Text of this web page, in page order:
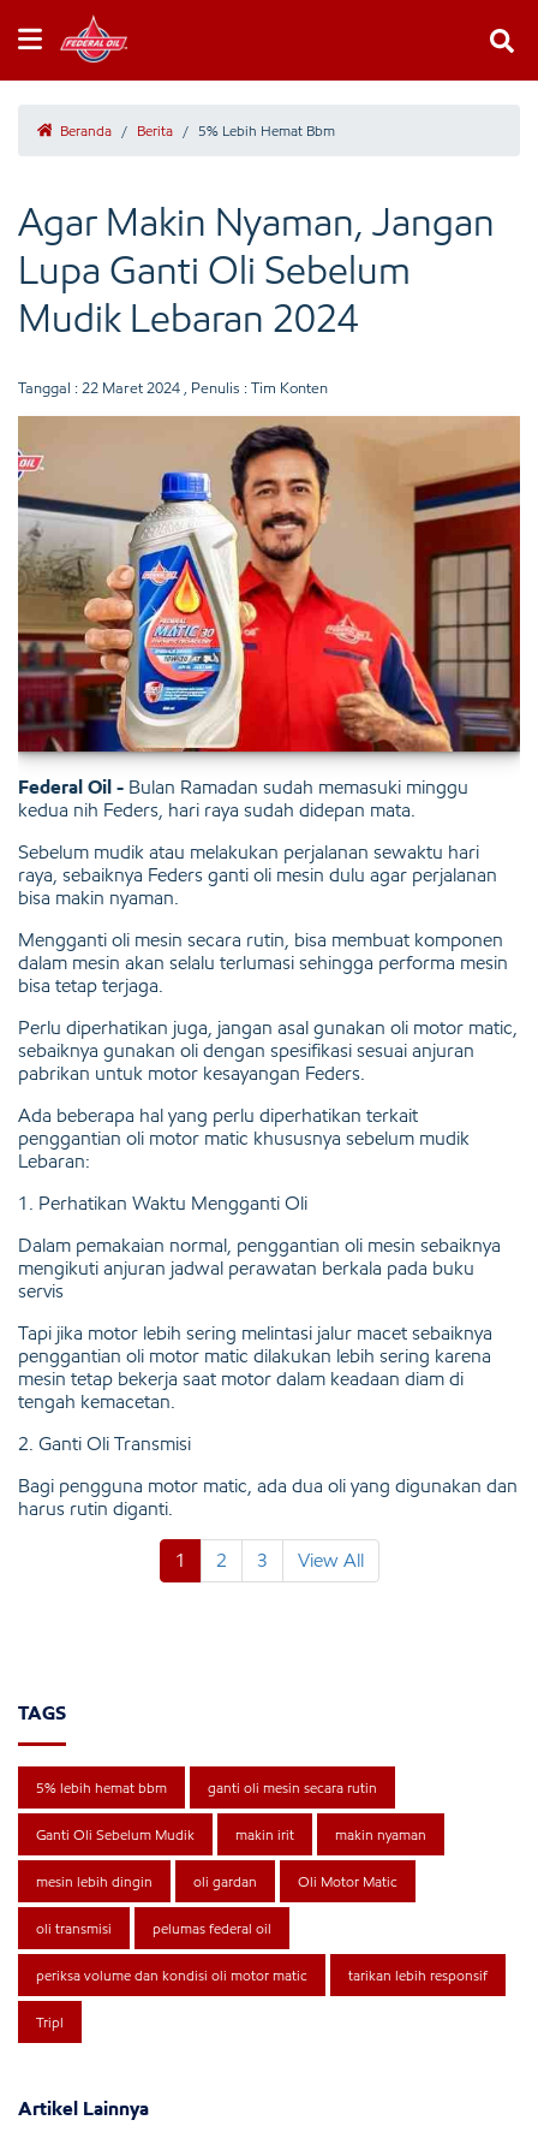
Beranda / Berita / 5% Lebih Hemat Bbm
Agar Makin Nyaman, Jangan
Lupa Ganti Oli Sebelum
Mudik Lebaran 2024
Tanggal : 22 Maret 2024 , Penulis : Tim Konten
Federal Oil - Bulan Ramadan sudah memasuki minggu
kedua nih Feders, hari raya sudah didepan mata.
Sebelum mudik atau melakukan perjalanan sewaktu hari
raya, sebaiknya Feders ganti oli mesin dulu agar perjalanan
bisa makin nyaman.
Mengganti oli mesin secara rutin, bisa membuat komponen
dalam mesin akan selalu terlumasi sehingga performa mesin
bisa tetap terjaga.
Perlu diperhatikan juga, jangan asal gunakan oli motor matic,
sebaiknya gunakan oli dengan spesifikasi sesuai anjuran
pabrikan untuk motor kesayangan Feders.
Ada beberapa hal yang perlu diperhatikan terkait
penggantian oli motor matic khususnya sebelum mudik
Lebaran:
1. Perhatikan Waktu Mengganti Oli
Dalam pemakaian normal, penggantian oli mesin sebaiknya
mengikuti anjuran jadwal perawatan berkala pada buku
servis
Tapi jika motor lebih sering melintasi jalur macet sebaiknya
penggantian oli motor matic dilakukan lebih sering karena
mesin tetap bekerja saat motor dalam keadaan diam di
tengah kemacetan.
2. Ganti Oli Transmisi
Bagi pengguna motor matic, ada dua oli yang digunakan dan
harus rutin diganti.
1 2 3 View All
TAGS
5% lebih hemat bbm ganti oli mesin secara rutin
Ganti Oli Sebelum Mudik makin irit makin nyaman
mesin lebih dingin oli gardan Oli Motor Matic
oli transmisi pelumas federal oil
periksa volume dan kondisi oli motor matic tarikan lebih responsif
Tripl
Artikel Lainnya